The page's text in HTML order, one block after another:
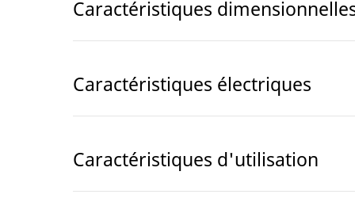
Caractéristiques
Caractéristiques électriques
Caractéristiques d'utilisation